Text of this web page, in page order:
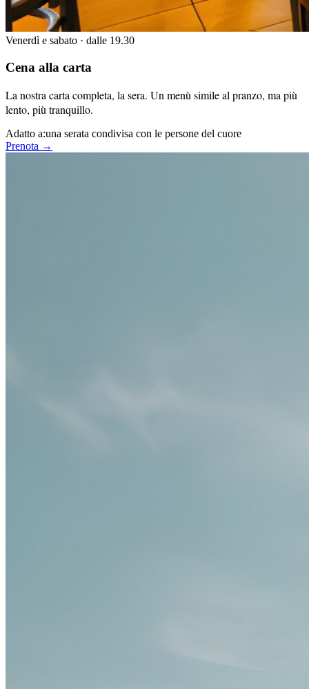
Venerdì e sabato · dalle 19.30
Cena alla carta
La nostra carta completa, la sera. Un menù simile al pranzo, ma più
lento, più tranquillo.
Adatto a:una serata condivisa con le persone del cuore
Prenota →